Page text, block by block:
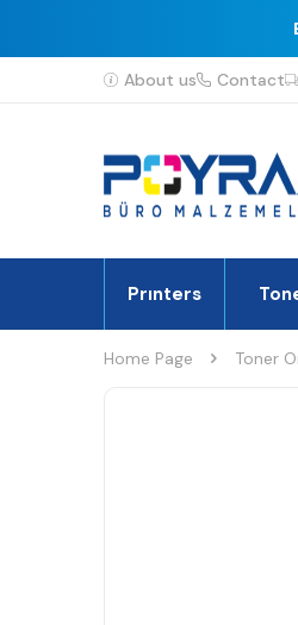
About us Contact
Prınters
Home Page Toner